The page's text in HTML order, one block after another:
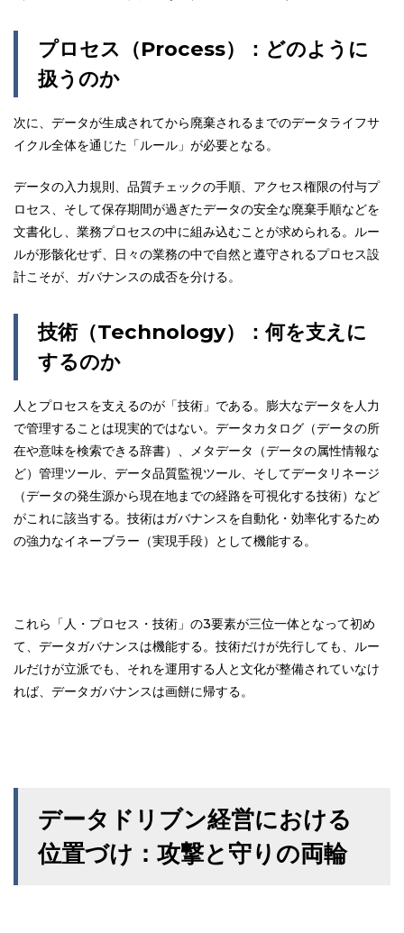
プロセス（Process）：どのように
扱うのか
次に、データが生成されてから廃棄されるまでのデータライフサ
イクル全体を通じた「ルール」が必要となる。
データの入力規則、品質チェックの手順、アクセス権限の付与プ
ロセス、そして保存期間が過ぎたデータの安全な廃棄手順などを
文書化し、業務プロセスの中に組み込むことが求められる。ルー
ルが形骸化せず、日々の業務の中で自然と遵守されるプロセス設
計こそが、ガバナンスの成否を分ける。
技術（Technology）：何を支えに
するのか
人とプロセスを支えるのが「技術」である。膨大なデータを人力
で管理することは現実的ではない。データカタログ（データの所
在や意味を検索できる辞書）、メタデータ（データの属性情報な
ど）管理ツール、データ品質監視ツール、そしてデータリネージ
（データの発生源から現在地までの経路を可視化する技術）など
がこれに該当する。技術はガバナンスを自動化・効率化するため
の強力なイネーブラー（実現手段）として機能する。
これら「人・プロセス・技術」の3要素が三位一体となって初め
て、データガバナンスは機能する。技術だけが先行しても、ルー
ルだけが立派でも、それを運用する人と文化が整備されていなけ
れば、データガバナンスは画餅に帰する。
データドリブン経営における
位置づけ：攻撃と守りの両輪